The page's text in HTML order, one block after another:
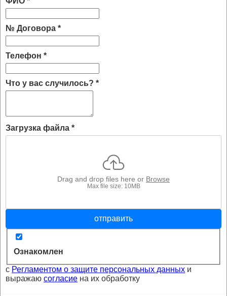
№ Договора *
Телефон *
Что у вас случилось? *
Загрузка файла *
Drag and drop files here or Browse
Max file size: 10MB
отправить
Ознакомлен
с Регламентом о защите персональных данных и
выражаю согласие на их обработку